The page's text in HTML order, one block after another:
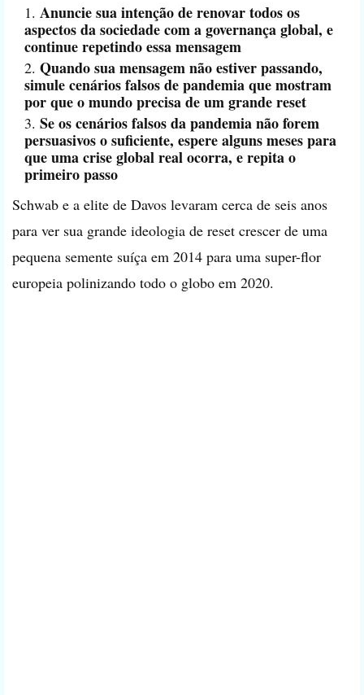
Anuncie sua intenção de renovar todos os
aspectos da sociedade com a governança global, e
continue repetindo essa mensagem
Quando sua mensagem não estiver passando,
simule cenários falsos de pandemia que mostram
por que o mundo precisa de um grande reset
Se os cenários falsos da pandemia não forem
persuasivos o suficiente, espere alguns meses para
que uma crise global real ocorra, e repita o
primeiro passo
Schwab e a elite de Davos levaram cerca de seis anos
para ver sua grande ideologia de reset crescer de uma
pequena semente suíça em 2014 para uma super-flor
europeia polinizando todo o globo em 2020.